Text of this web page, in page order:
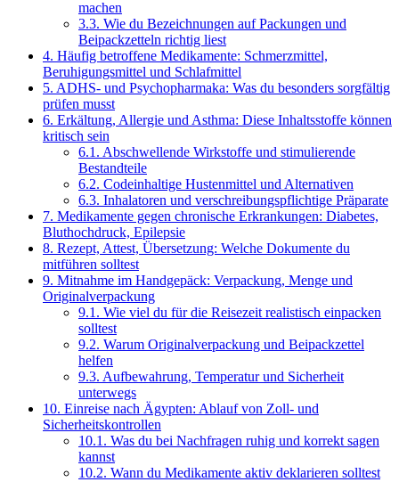
machen
3.3. Wie du Bezeichnungen auf Packungen und
Beipackzetteln richtig liest
4. Häufig betroffene Medikamente: Schmerzmittel,
Beruhigungsmittel und Schlafmittel
5. ADHS- und Psychopharmaka: Was du besonders sorgfältig
prüfen musst
6. Erkältung, Allergie und Asthma: Diese Inhaltsstoffe können
kritisch sein
6.1. Abschwellende Wirkstoffe und stimulierende
Bestandteile
6.2. Codeinhaltige Hustenmittel und Alternativen
6.3. Inhalatoren und verschreibungspflichtige Präparate
7. Medikamente gegen chronische Erkrankungen: Diabetes,
Bluthochdruck, Epilepsie
8. Rezept, Attest, Übersetzung: Welche Dokumente du
mitführen solltest
9. Mitnahme im Handgepäck: Verpackung, Menge und
Originalverpackung
9.1. Wie viel du für die Reisezeit realistisch einpacken
solltest
9.2. Warum Originalverpackung und Beipackzettel
helfen
9.3. Aufbewahrung, Temperatur und Sicherheit
unterwegs
10. Einreise nach Ägypten: Ablauf von Zoll- und
Sicherheitskontrollen
10.1. Was du bei Nachfragen ruhig und korrekt sagen
kannst
10.2. Wann du Medikamente aktiv deklarieren solltest